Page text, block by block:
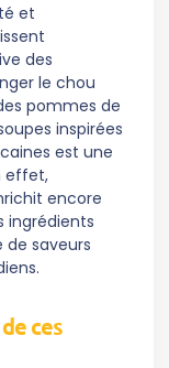
et
des
le chou
pommes de
inspirées
est une
effet,
encore
ingrédients
saveurs
ces